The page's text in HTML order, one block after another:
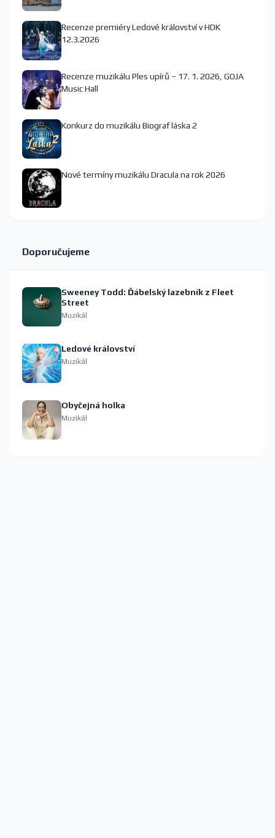
Recenze premiéry Ledové království v HDK
12.3.2026
Recenze muzikálu Ples upírů – 17. 1. 2026, GOJA
Music Hall
Konkurz do muzikálu Biograf láska 2
Nové termíny muzikálu Dracula na rok 2026
Doporučujeme
Sweeney Todd: Ďábelský lazebník z Fleet
Street
Muzikál
Ledové království
Muzikál
Obyčejná holka
Muzikál